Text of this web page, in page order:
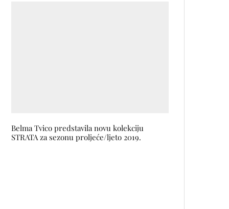
Belma Tvico predstavila novu kolekciju
STRATA za sezonu proljeće/ljeto 2019.